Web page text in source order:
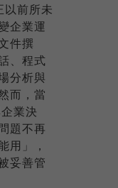
以前所未
企業運
件撰
、程式
分析與
而，當
業決
題不再
用」，
妥善管